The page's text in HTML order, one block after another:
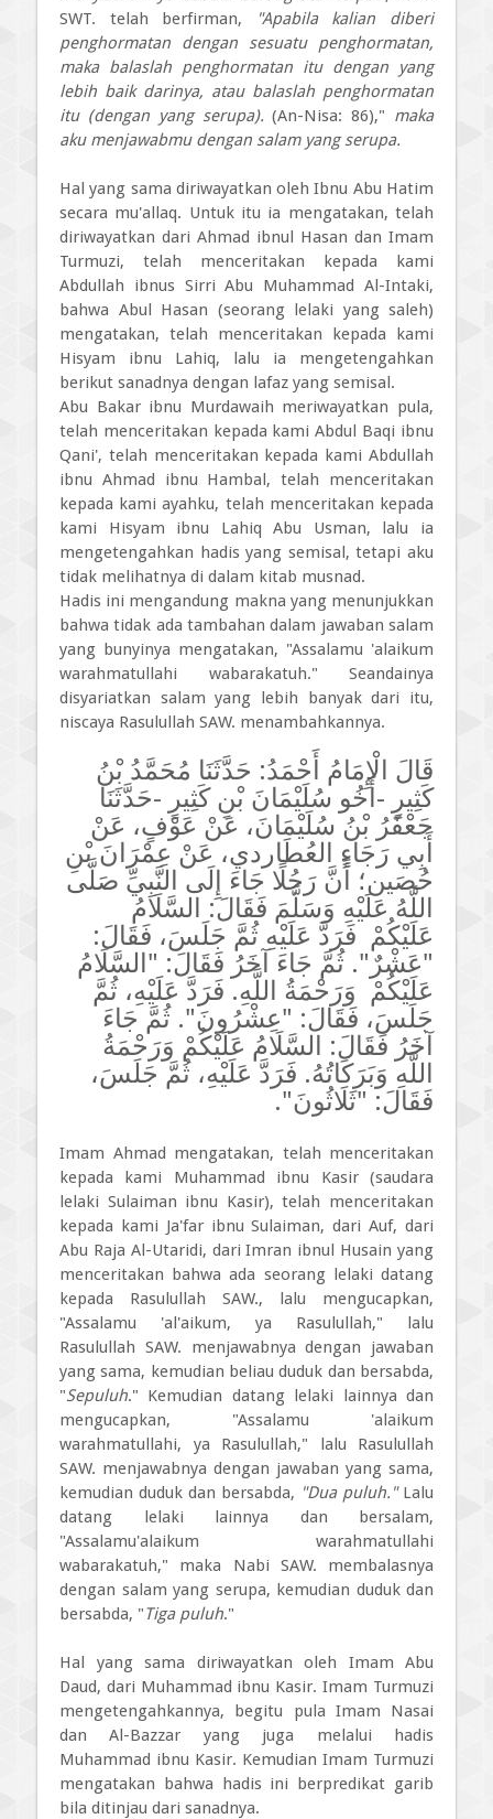
SWT. telah berfirman,
"Apabila kalian diberi
penghormatan dengan sesuatu penghormatan,
maka balaslah penghormatan itu dengan yang
lebih baik darinya, atau balaslah penghormatan
itu (dengan yang serupa). (An-Nisa: 86)," maka
aku menjawabmu dengan salam yang serupa.
Hal yang sama diriwayatkan oleh Ibnu Abu Hatim
secara mu'allaq. Untuk itu ia mengatakan, telah
diriwayatkan dari Ahmad ibnul Hasan dan Imam
Turmuzi, telah menceritakan kepada kami
Abdullah ibnus Sirri Abu Muhammad Al-Intaki,
bahwa Abul Hasan (seorang lelaki yang saleh)
mengatakan, telah menceritakan kepada kami
Hisyam ibnu Lahiq, lalu ia mengetengahkan
berikut sanadnya dengan lafaz yang semisal.
Abu Bakar ibnu Murdawaih meriwayatkan pula,
telah menceritakan kepada kami Abdul Baqi ibnu
Qani', telah menceritakan kepada kami Abdullah
ibnu Ahmad ibnu Hambal, telah menceritakan
kepada kami ayahku, telah menceritakan kepada
kami Hisyam ibnu Lahiq Abu Usman, lalu ia
mengetengahkan hadis yang semisal, tetapi aku
tidak melihatnya di dalam kitab musnad.
Hadis ini mengandung makna yang menunjukkan
bahwa tidak ada tambahan dalam jawaban salam
yang bunyinya mengatakan, "Assalamu 'alaikum
warahmatullahi wabarakatuh." Seandainya
disyariatkan salam yang lebih banyak dari itu,
niscaya Rasulullah SAW. menambahkannya.
قَالَ الْإِمَامُ أَحْمَدُ: حَدَّثَنَا مُحَمَّدُ بْنُ
كَثِيرٍ -أَخُو سُلَيْمَانَ بْنِ كَثِيرٍ -حَدَّثَنَا
جَعْفَرُ بْنُ سُلَيْمَانَ، عَنْ عَوْفٍ، عَنْ
أَبِي رَجَاءٍ العُطَاردي، عَنْ عِمْرَانَ بْنِ
حُصَين؛ أَنَّ رَجُلًا جَاءَ إِلَى النَّبِيِّ صَلَّى
اللَّهُ عَلَيْهِ وَسَلَّمَ فَقَالَ: السَّلَامُ
عَلَيْكُمْ فَرَدَّ عَلَيْهِ ثُمَّ جَلَسَ، فَقَالَ:
"عَشْرٌ". ثُمَّ جَاءَ آخَرُ فَقَالَ: "السَّلَامُ
عَلَيْكُمْ وَرَحْمَةُ اللَّهِ. فَرَدَّ عَلَيْهِ، ثُمَّ
جَلَسَ، فَقَالَ: "عِشْرُونَ". ثُمَّ جَاءَ
آخَرُ فَقَالَ: السَّلَامُ عَلَيْكُمْ وَرَحْمَةُ
اللَّهِ وَبَرَكَاتُهُ. فَرَدَّ عَلَيْهِ، ثُمَّ جَلَسَ،
فَقَالَ: "ثَلَاثُونَ".
Imam Ahmad mengatakan, telah menceritakan
kepada kami Muhammad ibnu Kasir (saudara
lelaki Sulaiman ibnu Kasir), telah menceritakan
kepada kami Ja'far ibnu Sulaiman, dari Auf, dari
Abu Raja Al-Utaridi, dari Imran ibnul Husain yang
menceritakan bahwa ada seorang lelaki datang
kepada Rasulullah SAW., lalu mengucapkan,
"Assalamu 'al'aikum, ya Rasulullah," lalu
Rasulullah SAW. menjawabnya dengan jawaban
yang sama, kemudian beliau duduk dan bersabda,
"Sepuluh." Kemudian datang lelaki lainnya dan
mengucapkan, "Assalamu 'alaikum
warahmatullahi, ya Rasulullah," lalu Rasulullah
SAW. menjawabnya dengan jawaban yang sama,
kemudian duduk dan bersabda, "Dua puluh." Lalu
datang lelaki lainnya dan bersalam,
"Assalamu'alaikum warahmatullahi
wabarakatuh," maka Nabi SAW. membalasnya
dengan salam yang serupa, kemudian duduk dan
bersabda, "Tiga puluh."
Hal yang sama diriwayatkan oleh Imam Abu
Daud, dari Muhammad ibnu Kasir. Imam Turmuzi
mengetengahkannya, begitu pula Imam Nasai
dan Al-Bazzar yang juga melalui hadis
Muhammad ibnu Kasir. Kemudian Imam Turmuzi
mengatakan bahwa hadis ini berpredikat garib
bila ditinjau dari sanadnya.